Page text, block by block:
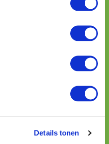
Details tonen